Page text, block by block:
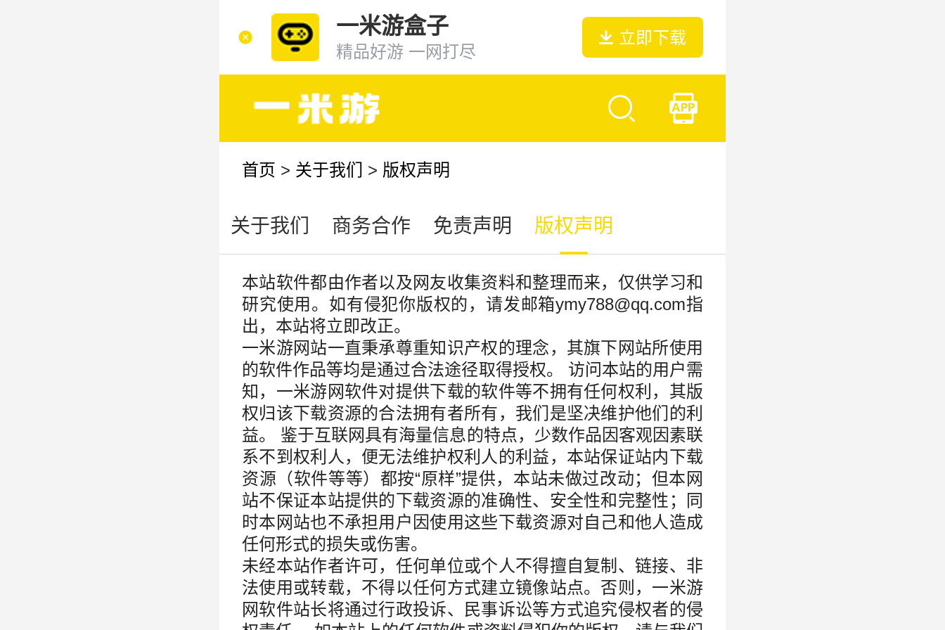
一米游盒子
精品好游 一网打尽
立即下载
首页 > 关于我们 > 版权声明
关于我们 商务合作 免责声明 版权声明
本站软件都由作者以及网友收集资料和整理而来，仅供学习和
研究使用。如有侵犯你版权的，请发邮箱ymy788@qq.com指
出，本站将立即改正。
一米游网站一直秉承尊重知识产权的理念，其旗下网站所使用
的软件作品等均是通过合法途径取得授权。 访问本站的用户需
知，一米游网软件对提供下载的软件等不拥有任何权利，其版
权归该下载资源的合法拥有者所有，我们是坚决维护他们的利
益。 鉴于互联网具有海量信息的特点，少数作品因客观因素联
系不到权利人，便无法维护权利人的利益，本站保证站内下载
资源（软件等等）都按“原样”提供，本站未做过改动；但本网
站不保证本站提供的下载资源的准确性、安全性和完整性；同
时本网站也不承担用户因使用这些下载资源对自己和他人造成
任何形式的损失或伤害。
未经本站作者许可，任何单位或个人不得擅自复制、链接、非
法使用或转载，不得以任何方式建立镜像站点。否则，一米游
网软件站长将通过行政投诉、民事诉讼等方式追究侵权者的侵